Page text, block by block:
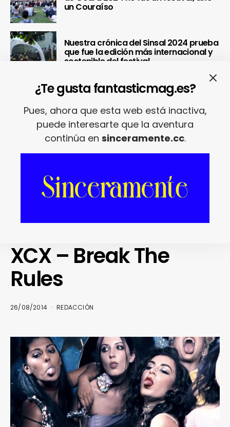
un Couraíso
Nuestra crónica del Sinsal 2024 prueba
que fue la edición más internacional y
sostenible del festival
REDES SOCIALES
Fantastic TV. Charli
XCX – Break The
Rules
26/08/2014 REDACCIÓN
¿Te gusta fantasticmag.es?
Pues, ahora que esta web está inactiva,
puede interesarte que la aventura
continúa en sinceramente.cc.